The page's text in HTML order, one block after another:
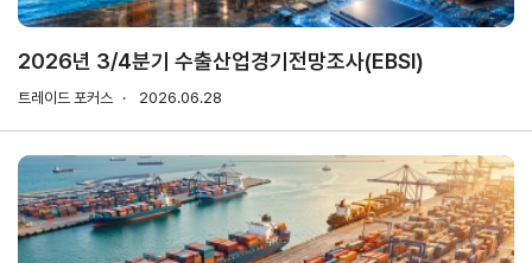
자문/
상담
내역
관심정보
2026년 3/4분기 수출산업경기전망조사(EBSI)
트레이드 포커스 2026.06.28